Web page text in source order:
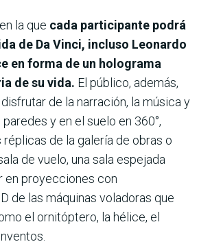
la que cada participante podrá
de Da Vinci, incluso Leonardo
en forma de un holograma
de su vida. El público, además,
de la narración, la música y
y en el suelo en 360°,
de la galería de obras o
de vuelo, una sala espejada
en proyecciones con
de las máquinas voladoras que
el ornitóptero, la hélice, el